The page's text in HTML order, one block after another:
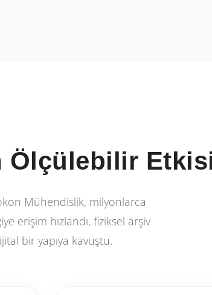
Ölçülebilir
Mühendislik, milyonlarca
erişim hızlandı, fiziksel arşiv
bir yapıya kavuştu.